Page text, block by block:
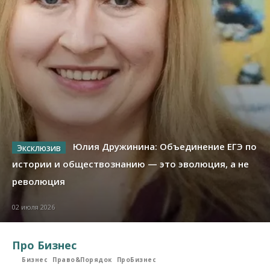
Юлия Дружинина: Объединение ЕГЭ по
истории и обществознанию — это эволюция, а не
революция
02 июля 2026
Про Бизнес
Бизнес Право&Порядок ПроБизнес